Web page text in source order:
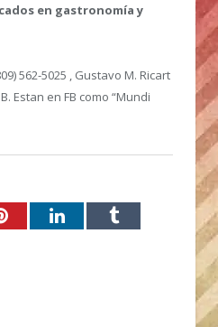
en gastronomía y
562-5025 , Gustavo M. Ricart
Estan en FB como “Mundi
PinterestLinkedInTumblr